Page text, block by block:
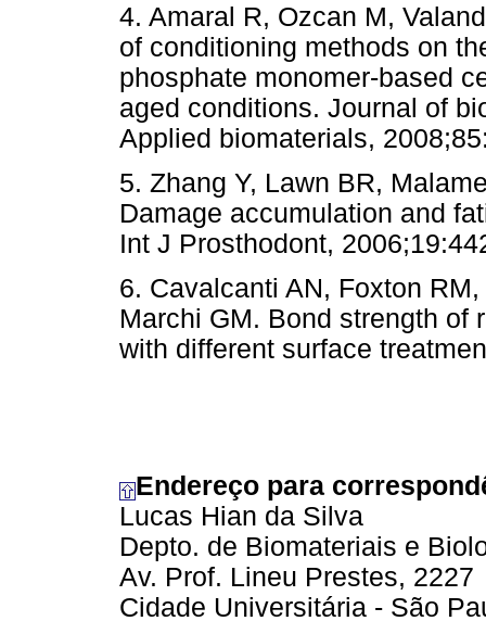
4. Amaral R, Ozcan M,
of conditioning methods on
phosphate monomer-based
aged conditions. Journal of
Applied biomaterials,
5. Zhang Y, Lawn BR,
Damage accumulation and
Int J Prosthodont,
6. Cavalcanti AN, Foxton
Marchi GM. Bond strength of
with different surface
Endereço para
Lucas Hian da Silva
Depto. de Biomateriais e
Av. Prof. Lineu Prestes, 2227
Cidade Universitária - São